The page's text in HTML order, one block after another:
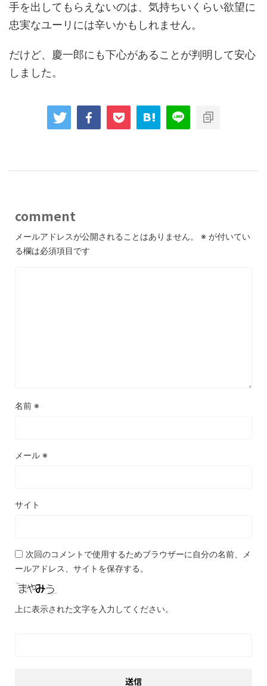
手を出してもらえないのは、気持ちいくらい欲望に
忠実なユーリには辛いかもしれません。
だけど、慶一郎にも下心があることが判明して安心
しました。
comment
メールアドレスが公開されることはありません。 ※ が付いてい
る欄は必須項目です
名前 ※
メール ※
サイト
次回のコメントで使用するためブラウザーに自分の名前、メ
ールアドレス、サイトを保存する。
上に表示された文字を入力してください。